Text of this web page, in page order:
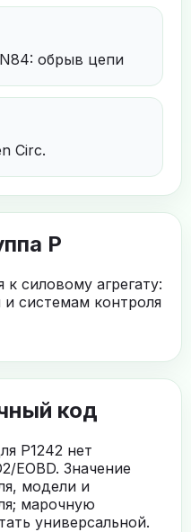
обрыв цепи
Circ.
P
силовому агрегату:
системам контроля
код
P1242 нет
EOBD. Значение
модели и
марочную
универсальной.